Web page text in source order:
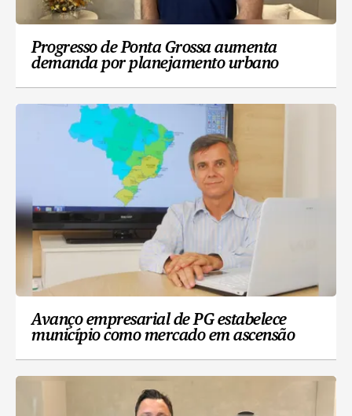
Progresso de Ponta Grossa aumenta
demanda por planejamento urbano
Avanço empresarial de PG estabelece
município como mercado em ascensão